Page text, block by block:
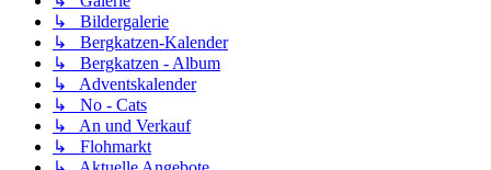
↳ Bildergalerie
↳ Bergkatzen-Kalender
↳ Bergkatzen - Album
↳ Adventskalender
↳ No - Cats
↳ An und Verkauf
↳ Flohmarkt